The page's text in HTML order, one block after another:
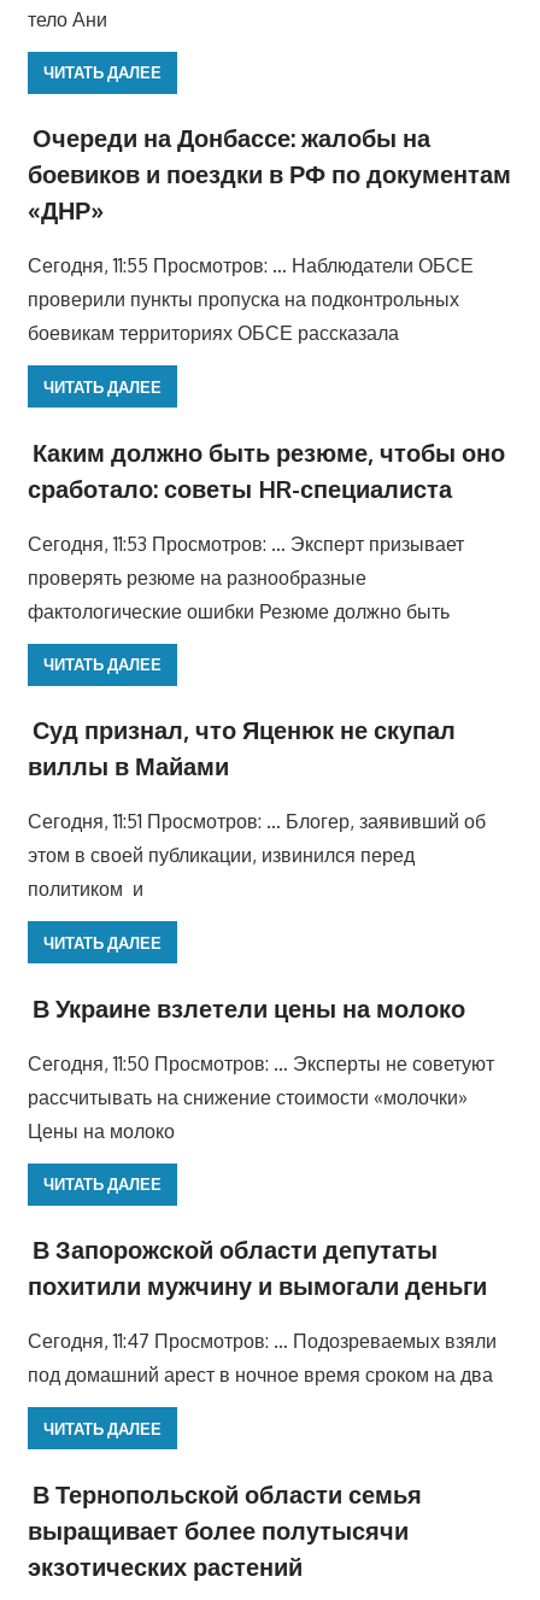
тело Ани
ЧИТАТЬ ДАЛЕЕ
Очереди на Донбассе: жалобы на
боевиков и поездки в РФ по документам
«ДНР»
Сегодня, 11:55 Просмотров: … Наблюдатели ОБСЕ
проверили пункты пропуска на подконтрольных
боевикам территориях ОБСЕ рассказала
ЧИТАТЬ ДАЛЕЕ
Каким должно быть резюме, чтобы оно
сработало: советы HR-специалиста
Сегодня, 11:53 Просмотров: … Эксперт призывает
проверять резюме на разнообразные
фактологические ошибки Резюме должно быть
ЧИТАТЬ ДАЛЕЕ
Суд признал, что Яценюк не скупал
виллы в Майами
Сегодня, 11:51 Просмотров: … Блогер, заявивший об
этом в своей публикации, извинился перед
политиком и
ЧИТАТЬ ДАЛЕЕ
В Украине взлетели цены на молоко
Сегодня, 11:50 Просмотров: … Эксперты не советуют
рассчитывать на снижение стоимости «молочки»
Цены на молоко
ЧИТАТЬ ДАЛЕЕ
В Запорожской области депутаты
похитили мужчину и вымогали деньги
Сегодня, 11:47 Просмотров: … Подозреваемых взяли
под домашний арест в ночное время сроком на два
ЧИТАТЬ ДАЛЕЕ
В Тернопольской области семья
выращивает более полутысячи
экзотических растений